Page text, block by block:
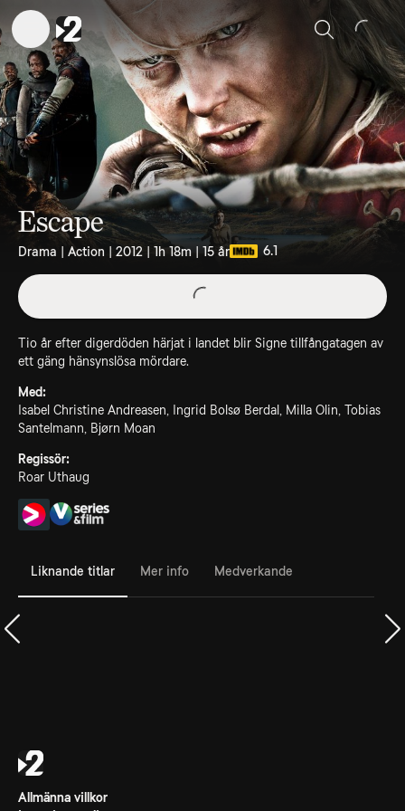
Sök
Escape
Drama | Action | 2012 | 1h 18m | 15 år 6.1
Tio år efter digerdöden härjat i landet blir Signe tillfångatagen av
ett gäng hänsynslösa mördare.
Med:
Isabel Christine Andreasen, Ingrid Bolsø Berdal, Milla Olin, Tobias
Santelmann, Bjørn Moan
Regissör:
Roar Uthaug
Liknande titlar Mer info Medverkande
Allmänna villkor